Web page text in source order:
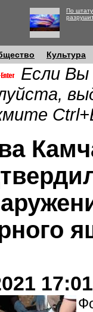
По
Культура
Если Вы
17:01